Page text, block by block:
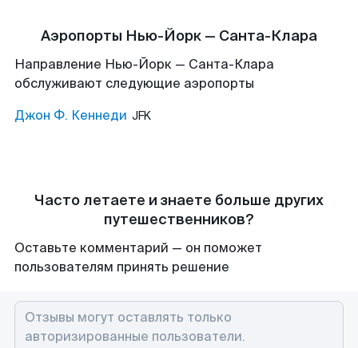
Аэропорты Нью-Йорк — Санта-Клара
Направление Нью-Йорк — Санта-Клара
обслуживают следующие аэропорты
Джон Ф. Кеннеди JFK
Часто летаете и знаете больше других
путешественников?
Оставьте комментарий — он поможет
пользователям принять решение